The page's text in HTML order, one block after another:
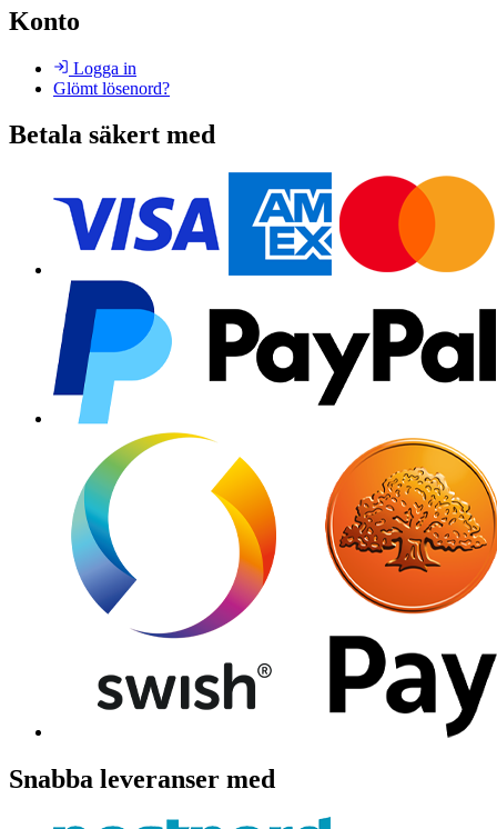
Konto
Logga in
Glömt lösenord?
Betala säkert med
Snabba leveranser med